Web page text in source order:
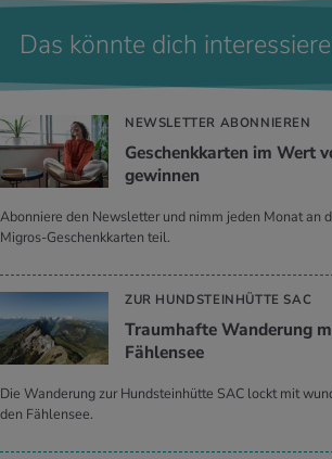
Das könnte dich
NEWSLETTER ABONNIEREN
Geschenkkarten im Wert
gewinnen
Abonniere den Newsletter und nimm jeden Monat an
Migros-Geschenkkarten teil.
ZUR HUNDSTEINHÜTTE SAC
Traumhafte Wanderung
Fählensee
Die Wanderung zur Hundsteinhütte SAC lockt mit
den Fählensee.